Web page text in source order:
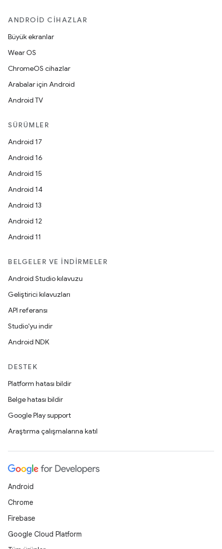
ANDROID CIHAZLAR
Büyük ekranlar
Wear OS
ChromeOS cihazlar
Arabalar için Android
Android TV
SÜRÜMLER
Android 17
Android 16
Android 15
Android 14
Android 13
Android 12
Android 11
BELGELER VE İNDIRMELER
Android Studio kılavuzu
Geliştirici kılavuzları
API referansı
Studio'yu indir
Android NDK
DESTEK
Platform hatası bildir
Belge hatası bildir
Google Play support
Araştırma çalışmalarına katıl
Android
Chrome
Firebase
Google Cloud Platform